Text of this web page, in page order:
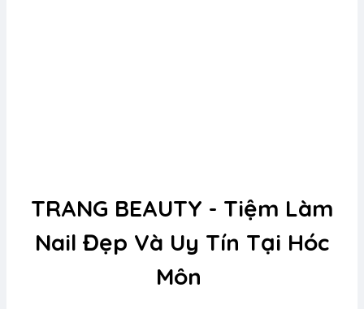
TRANG BEAUTY - Tiệm Làm
Nail Đẹp Và Uy Tín Tại Hóc
Môn